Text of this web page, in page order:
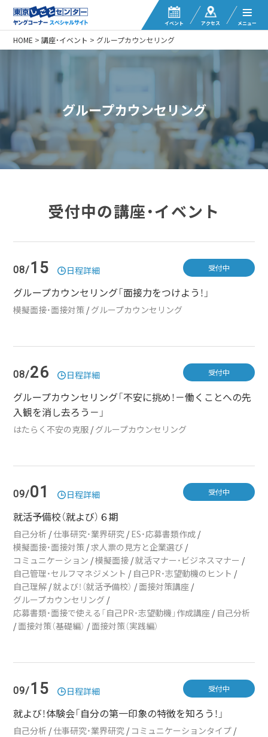
イベント アクセス メニュー
HOME >講座・イベント > グループカウンセリング
グループカウンセリング
受付中の講座・イベント
08/15 日程詳細
グループカウンセリング「面接力をつけよう！」
模擬面接・面接対策 /グループカウンセリング
受付中
08/26 日程詳細
グループカウンセリング「不安に挑め！－働くことへの先
入観を消し去ろう－」
はたらく不安の克服 /グループカウンセリング
受付中
09/01 日程詳細
就活予備校（就よび）６期
自己分析 /仕事研究・業界研究 /ES・応募書類作成 /
模擬面接・面接対策 /求人票の見方と企業選び /
コミュニケーション /模擬面接 /就活マナー・ビジネスマナー /
自己管理・セルフマネジメント / 自己PR・志望動機のヒント /
自己理解 /就よび！（就活予備校） /面接対策講座 /
グループカウンセリング /
応募書類・面接で使える「自己PR・志望動機」作成講座 / 自己分析
/面接対策（基礎編） /面接対策（実践編）
受付中
09/15 日程詳細
就よび！体験会「自分の第一印象の特徴を知ろう！」
自己分析 /仕事研究・業界研究 / コミュニケーションタイプ /
受付中